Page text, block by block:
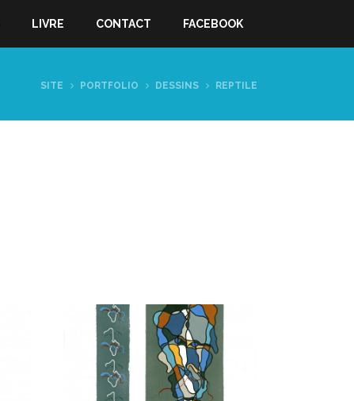
LIVRE CONTACT FACEBOOK
SITE PORTFOLIO DESSINS REPTILE